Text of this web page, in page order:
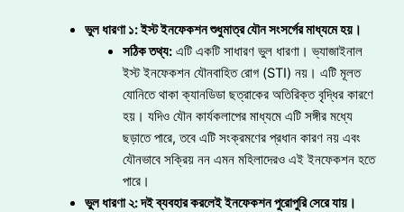
ভুল ধারণা ১: ইস্ট ইনফেকশন শুধুমাত্র যৌন সংসর্গের মাধ্যমে হয়।
সঠিক তথ্য:এটি একটি সাধারণ ভুল ধারণা। ভ্যাজাইনাল
ইস্ট ইনফেকশন যৌনবাহিত রোগ (STI) নয়। এটি মূলত
যোনিতে থাকা ক্যানডিডা ছত্রাকের অতিরিক্ত বৃদ্ধির কারণে
হয়। যদিও যৌন কার্যকলাপের মাধ্যমে এটি সঙ্গীর মধ্যে
ছড়াতে পারে, তবে এটি সংক্রমণের প্রধান কারণ নয় এবং
যৌনভাবে সক্রিয় নন এমন মহিলাদেরও এই ইনফেকশন হতে
পারে।
ভুল ধারণা ২: দই ব্যবহার করলেই ইনফেকশন পুরোপুরি সেরে যায়।